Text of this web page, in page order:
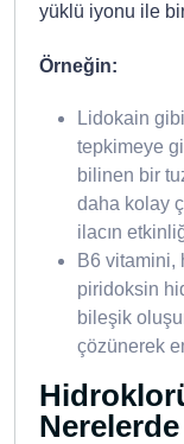
yüklü iyonu ile
Örneğin:
Lidokain
tepkimeye
bilinen bir
daha kolay
ilacın
B6 vitamini,
piridoksin
bileşik
çözünerek
Nerelerde